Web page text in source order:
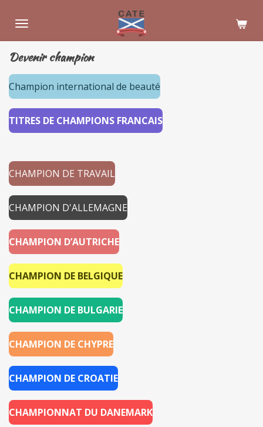
au
contenu
principal
Devenir champion
Champion international de beauté
TITRES DE CHAMPIONS FRANCAIS
CHAMPION DE TRAVAIL
CHAMPION D'ALLEMAGNE
CHAMPION D’AUTRICHE
CHAMPION DE BELGIQUE
CHAMPION DE BULGARIE
CHAMPION DE CHYPRE
CHAMPION DE CROATIE
CHAMPIONNAT DU DANEMARK